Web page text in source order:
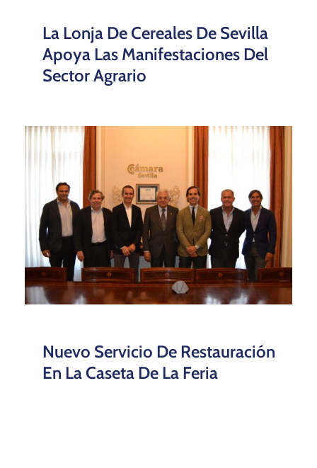
La Lonja De Cereales De Sevilla
Apoya Las Manifestaciones Del
Sector Agrario
Nuevo Servicio De Restauración
En La Caseta De La Feria